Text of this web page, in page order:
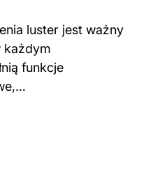
luster jest ważny
każdym
funkcje